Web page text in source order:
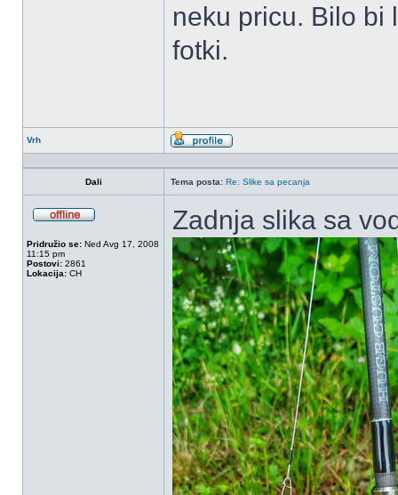
neku pricu. Bilo bi
fotki.
Vrh
Profil
Dali Tema posta: Re: Slike sa pecanja
Pridružio se: Ned Avg 17, 2008
11:15 pm
Postovi: 2861
Lokacija: CH
Zadnja slika sa